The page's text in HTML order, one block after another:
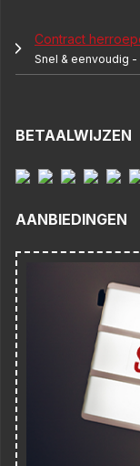
Contract
Snel & eenvoudig
BETAALWIJZEN
AANBIEDINGEN